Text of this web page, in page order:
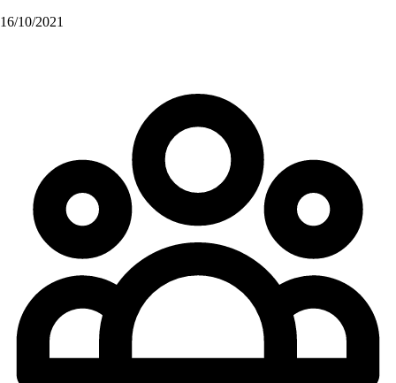
16/10/2021